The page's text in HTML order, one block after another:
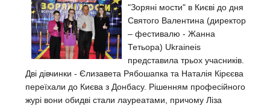
"Зоряні мости" в Києві до дня
Святого Валентина (директор
– фестивалю - Жанна
Тетьора) Ukraineis
представила трьох учасників.
Дві дівчинки - Єлизавета Рябошапка та Наталія Кірєєва
переїхали до Києва з Донбасу. Рішенням професійного
журі вони обидві стали лауреатами, причому Ліза